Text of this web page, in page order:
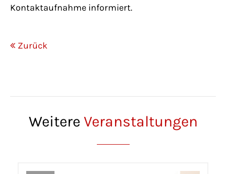
Kontaktaufnahme informiert.
Zurück
Weitere Veranstaltungen